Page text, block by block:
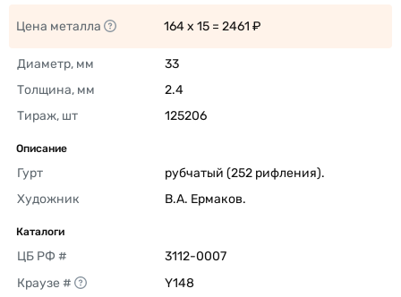
Цена металла 164 x 15 = 2461 ₽
Диаметр, мм
33
Толщина, мм
2.4
Тираж, шт
125206
Описание
Гурт
рубчатый (252 рифления).
Художник
В.А. Ермаков.
Каталоги
ЦБ РФ #
3112-0007
Краузе #
Y148